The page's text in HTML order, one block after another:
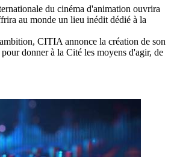
du cinéma d'animation ouvrira
au monde un lieu inédit dédié à la
CITIA annonce la création de son
donner à la Cité les moyens d'agir, de